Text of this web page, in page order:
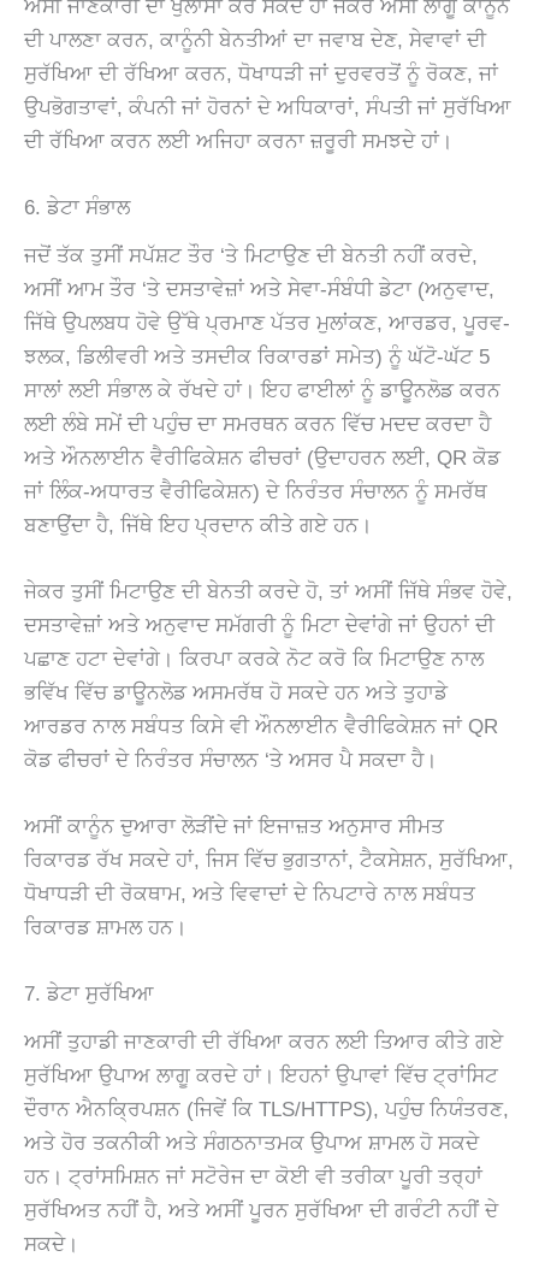
ਅਸੀਂ ਜਾਣਕਾਰੀ ਦਾ ਖੁਲਾਸਾ ਕਰ ਸਕਦੇ ਹਾਂ ਜੇਕਰ ਅਸੀਂ ਲਾਗੂ ਕਾਨੂੰਨ
ਦੀ ਪਾਲਣਾ ਕਰਨ, ਕਾਨੂੰਨੀ ਬੇਨਤੀਆਂ ਦਾ ਜਵਾਬ ਦੇਣ, ਸੇਵਾਵਾਂ ਦੀ
ਸੁਰੱਖਿਆ ਦੀ ਰੱਖਿਆ ਕਰਨ, ਧੋਖਾਧੜੀ ਜਾਂ ਦੁਰਵਰਤੋਂ ਨੂੰ ਰੋਕਣ, ਜਾਂ
ਉਪਭੋਗਤਾਵਾਂ, ਕੰਪਨੀ ਜਾਂ ਹੋਰਨਾਂ ਦੇ ਅਧਿਕਾਰਾਂ, ਸੰਪਤੀ ਜਾਂ ਸੁਰੱਖਿਆ
ਦੀ ਰੱਖਿਆ ਕਰਨ ਲਈ ਅਜਿਹਾ ਕਰਨਾ ਜ਼ਰੂਰੀ ਸਮਝਦੇ ਹਾਂ।
6. ਡੇਟਾ ਸੰਭਾਲ
ਜਦੋਂ ਤੱਕ ਤੁਸੀਂ ਸਪੱਸ਼ਟ ਤੌਰ ‘ਤੇ ਮਿਟਾਉਣ ਦੀ ਬੇਨਤੀ ਨਹੀਂ ਕਰਦੇ,
ਅਸੀਂ ਆਮ ਤੌਰ ‘ਤੇ ਦਸਤਾਵੇਜ਼ਾਂ ਅਤੇ ਸੇਵਾ-ਸੰਬੰਧੀ ਡੇਟਾ (ਅਨੁਵਾਦ,
ਜਿੱਥੇ ਉਪਲਬਧ ਹੋਵੇ ਉੱਥੇ ਪ੍ਰਮਾਣ ਪੱਤਰ ਮੁਲਾਂਕਣ, ਆਰਡਰ, ਪੂਰਵ-
ਝਲਕ, ਡਿਲੀਵਰੀ ਅਤੇ ਤਸਦੀਕ ਰਿਕਾਰਡਾਂ ਸਮੇਤ) ਨੂੰ ਘੱਟੋ-ਘੱਟ 5
ਸਾਲਾਂ ਲਈ ਸੰਭਾਲ ਕੇ ਰੱਖਦੇ ਹਾਂ। ਇਹ ਫਾਈਲਾਂ ਨੂੰ ਡਾਊਨਲੋਡ ਕਰਨ
ਲਈ ਲੰਬੇ ਸਮੇਂ ਦੀ ਪਹੁੰਚ ਦਾ ਸਮਰਥਨ ਕਰਨ ਵਿੱਚ ਮਦਦ ਕਰਦਾ ਹੈ
ਅਤੇ ਔਨਲਾਈਨ ਵੈਰੀਫਿਕੇਸ਼ਨ ਫੀਚਰਾਂ (ਉਦਾਹਰਨ ਲਈ, QR ਕੋਡ
ਜਾਂ ਲਿੰਕ-ਅਧਾਰਤ ਵੈਰੀਫਿਕੇਸ਼ਨ) ਦੇ ਨਿਰੰਤਰ ਸੰਚਾਲਨ ਨੂੰ ਸਮਰੱਥ
ਬਣਾਉਂਦਾ ਹੈ, ਜਿੱਥੇ ਇਹ ਪ੍ਰਦਾਨ ਕੀਤੇ ਗਏ ਹਨ।
ਜੇਕਰ ਤੁਸੀਂ ਮਿਟਾਉਣ ਦੀ ਬੇਨਤੀ ਕਰਦੇ ਹੋ, ਤਾਂ ਅਸੀਂ ਜਿੱਥੇ ਸੰਭਵ ਹੋਵੇ,
ਦਸਤਾਵੇਜ਼ਾਂ ਅਤੇ ਅਨੁਵਾਦ ਸਮੱਗਰੀ ਨੂੰ ਮਿਟਾ ਦੇਵਾਂਗੇ ਜਾਂ ਉਹਨਾਂ ਦੀ
ਪਛਾਣ ਹਟਾ ਦੇਵਾਂਗੇ। ਕਿਰਪਾ ਕਰਕੇ ਨੋਟ ਕਰੋ ਕਿ ਮਿਟਾਉਣ ਨਾਲ
ਭਵਿੱਖ ਵਿੱਚ ਡਾਊਨਲੋਡ ਅਸਮਰੱਥ ਹੋ ਸਕਦੇ ਹਨ ਅਤੇ ਤੁਹਾਡੇ
ਆਰਡਰ ਨਾਲ ਸਬੰਧਤ ਕਿਸੇ ਵੀ ਔਨਲਾਈਨ ਵੈਰੀਫਿਕੇਸ਼ਨ ਜਾਂ QR
ਕੋਡ ਫੀਚਰਾਂ ਦੇ ਨਿਰੰਤਰ ਸੰਚਾਲਨ ‘ਤੇ ਅਸਰ ਪੈ ਸਕਦਾ ਹੈ।
ਅਸੀਂ ਕਾਨੂੰਨ ਦੁਆਰਾ ਲੋੜੀਂਦੇ ਜਾਂ ਇਜਾਜ਼ਤ ਅਨੁਸਾਰ ਸੀਮਤ
ਰਿਕਾਰਡ ਰੱਖ ਸਕਦੇ ਹਾਂ, ਜਿਸ ਵਿੱਚ ਭੁਗਤਾਨਾਂ, ਟੈਕਸੇਸ਼ਨ, ਸੁਰੱਖਿਆ,
ਧੋਖਾਧੜੀ ਦੀ ਰੋਕਥਾਮ, ਅਤੇ ਵਿਵਾਦਾਂ ਦੇ ਨਿਪਟਾਰੇ ਨਾਲ ਸਬੰਧਤ
ਰਿਕਾਰਡ ਸ਼ਾਮਲ ਹਨ।
7. ਡੇਟਾ ਸੁਰੱਖਿਆ
ਅਸੀਂ ਤੁਹਾਡੀ ਜਾਣਕਾਰੀ ਦੀ ਰੱਖਿਆ ਕਰਨ ਲਈ ਤਿਆਰ ਕੀਤੇ ਗਏ
ਸੁਰੱਖਿਆ ਉਪਾਅ ਲਾਗੂ ਕਰਦੇ ਹਾਂ। ਇਹਨਾਂ ਉਪਾਵਾਂ ਵਿੱਚ ਟ੍ਰਾਂਸਿਟ
ਦੌਰਾਨ ਐਨਕ੍ਰਿਪਸ਼ਨ (ਜਿਵੇਂ ਕਿ TLS/HTTPS), ਪਹੁੰਚ ਨਿਯੰਤਰਣ,
ਅਤੇ ਹੋਰ ਤਕਨੀਕੀ ਅਤੇ ਸੰਗਠਨਾਤਮਕ ਉਪਾਅ ਸ਼ਾਮਲ ਹੋ ਸਕਦੇ
ਹਨ। ਟ੍ਰਾਂਸਮਿਸ਼ਨ ਜਾਂ ਸਟੋਰੇਜ ਦਾ ਕੋਈ ਵੀ ਤਰੀਕਾ ਪੂਰੀ ਤਰ੍ਹਾਂ
ਸੁਰੱਖਿਅਤ ਨਹੀਂ ਹੈ, ਅਤੇ ਅਸੀਂ ਪੂਰਨ ਸੁਰੱਖਿਆ ਦੀ ਗਰੰਟੀ ਨਹੀਂ ਦੇ
ਸਕਦੇ।